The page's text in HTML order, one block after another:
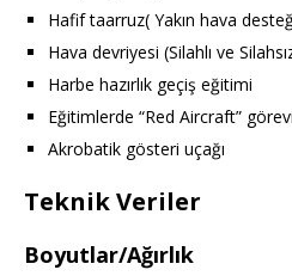
Hafif taarruz( Yakın hava
Hava devriyesi (Silahlı ve
Harbe hazırlık geçiş eğitimi
Eğitimlerde “Red Aircraft” görevi
Akrobatik gösteri uçağı
Teknik Veriler
Boyutlar/Ağırlık